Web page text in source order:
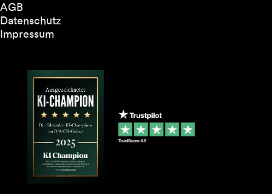
AGB
Datenschutz
Impressum